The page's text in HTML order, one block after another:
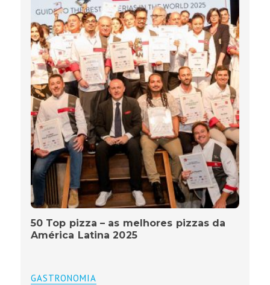
50 Top pizza – as melhores pizzas da
América Latina 2025
GASTRONOMIA